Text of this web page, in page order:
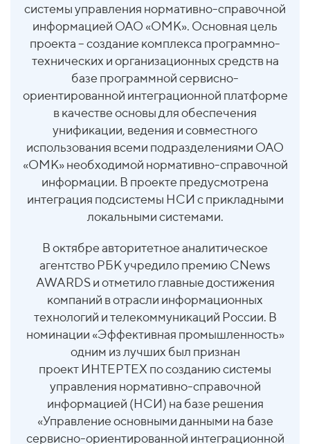
системы управления нормативно-справочной
информацией ОАО «ОМК». Основная цель
проекта – создание комплекса программно-
технических и организационных средств на
базе программной сервисно-
ориентированной интеграционной платформе
в качестве основы для обеспечения
унификации, ведения и совместного
использования всеми подразделениями ОАО
«ОМК» необходимой нормативно-справочной
информации. В проекте предусмотрена
интеграция подсистемы НСИ с прикладными
локальными системами.
В октябре авторитетное аналитическое
агентство РБК учредило премию CNews
AWARDS и отметило главные достижения
компаний в отрасли информационных
технологий и телекоммуникаций России. В
номинации «Эффективная промышленность»
одним из лучших был признан
проект ИНТЕРТЕХ по созданию системы
управления нормативно-справочной
информацией (НСИ) на базе решения
«Управление основными данными на базе
сервисно-ориентированной интеграционной